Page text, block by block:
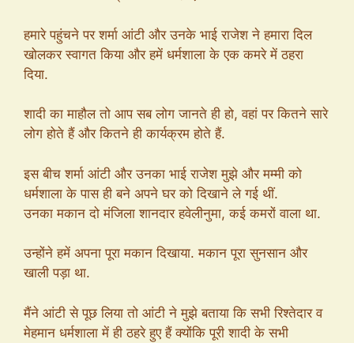
हमारे पहुंचने पर शर्मा आंटी और उनके भाई राजेश ने हमारा दिल
खोलकर स्वागत किया और हमें धर्मशाला के एक कमरे में ठहरा
दिया.
शादी का माहौल तो आप सब लोग जानते ही हो, वहां पर कितने सारे
लोग होते हैं और कितने ही कार्यक्रम होते हैं.
इस बीच शर्मा आंटी और उनका भाई राजेश मुझे और मम्मी को
धर्मशाला के पास ही बने अपने घर को दिखाने ले गई थीं.
उनका मकान दो मंजिला शानदार हवेलीनुमा, कई कमरों वाला था.
उन्होंने हमें अपना पूरा मकान दिखाया. मकान पूरा सुनसान और
खाली पड़ा था.
मैंने आंटी से पूछ लिया तो आंटी ने मुझे बताया कि सभी रिश्तेदार व
मेहमान धर्मशाला में ही ठहरे हुए हैं क्योंकि पूरी शादी के सभी